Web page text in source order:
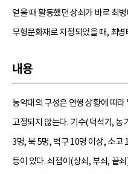
얻을 때 활동했던 상쇠가 바로 최
무형문화재로 지정되었을 때, 최
내용
농악대의 구성은 연행 상황에 따
고정되지 않는다. 기수(덕석기, 농
3명, 북 5명, 벅구 10명 이상, 소고
등이 있다. 쇠잽이(상쇠, 부쇠, 끝